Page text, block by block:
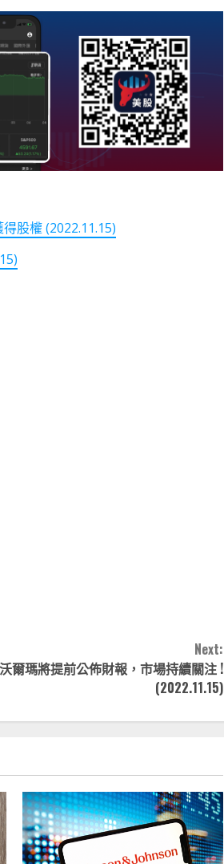
股權 (2022.11.15)
Next:
沃爾瑪將提前公佈財報，市場持續關注 !
(2022.11.15)